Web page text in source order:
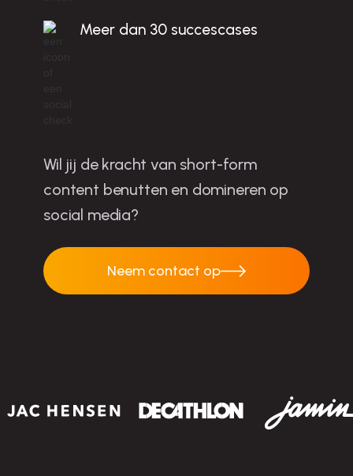
Meer dan 30 succescases
Wil jij de kracht van short-form
content benutten en domineren op
social media?
Neem contact op